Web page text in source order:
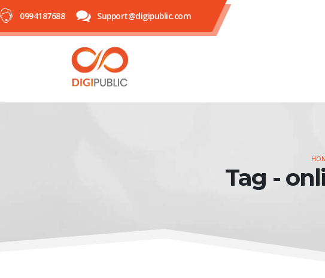
0994187688 Support@digipublic.com
Tag -